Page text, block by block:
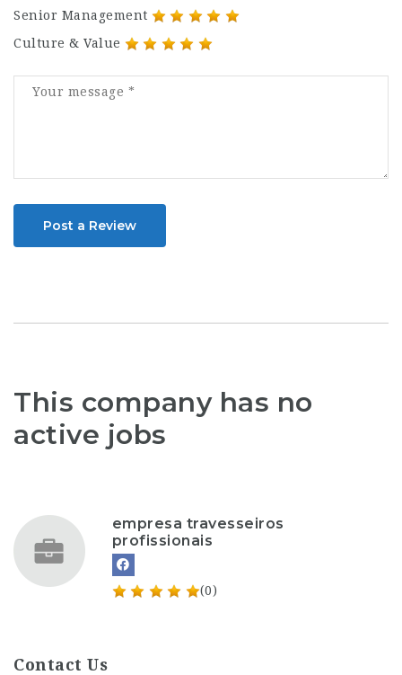
Senior Management
Culture & Value
Post a Review
This company has no
active jobs
empresa travesseiros
profissionais
(0)
Contact Us